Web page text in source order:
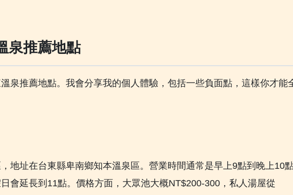
泉推薦地點
泉推薦地點。我會分享我的個人體驗，包括一些負面點，這樣你才能
地址在台東縣卑南鄉知本溫泉區。營業時間通常是早上9點到晚上10
會延長到11點。價格方面，大眾池大概NT$200-300，私人湯屋從